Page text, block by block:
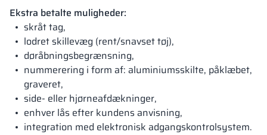
Ekstra betalte muligheder:
skråt tag,
lodret skillevæg (rent/snavset tøj),
døråbningsbegrænsning,
nummerering i form af: aluminiumsskilte, påklæbet,
graveret,
side- eller hjørneafdækninger,
enhver lås efter kundens anvisning,
integration med elektronisk adgangskontrolsystem.